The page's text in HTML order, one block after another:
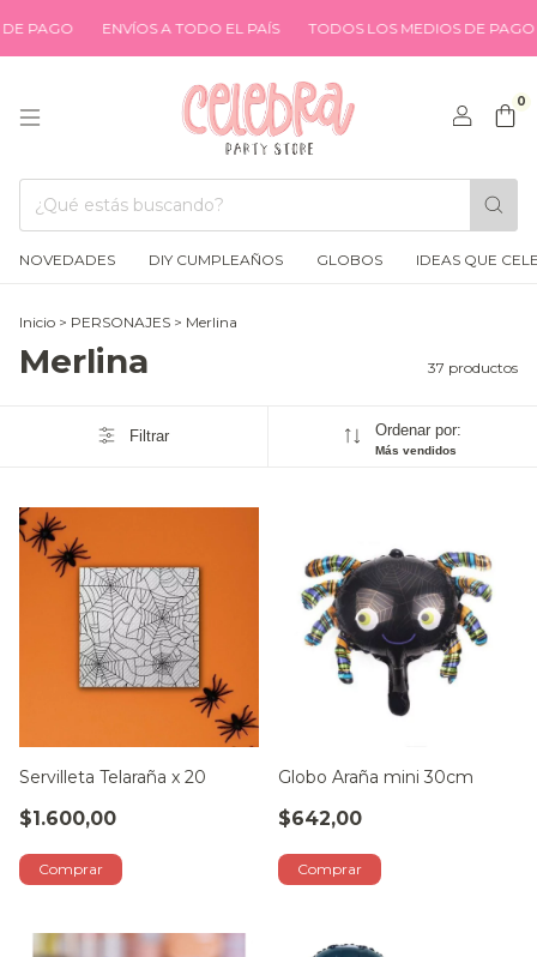
ENVÍOS A TODO EL PAÍS TODOS LOS MEDIOS DE PAGO
0
NOVEDADES DIY CUMPLEAÑOS GLOBOS IDEAS QUE
Inicio > PERSONAJES > Merlina
Merlina 37 productos
Filtrar Ordenar por:
Más vendidos
Servilleta Telaraña x 20
$1.600,00
Globo Araña mini 30cm
$642,00